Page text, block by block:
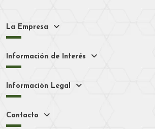
La Empresa
Información de Interés
Información Legal
Contacto